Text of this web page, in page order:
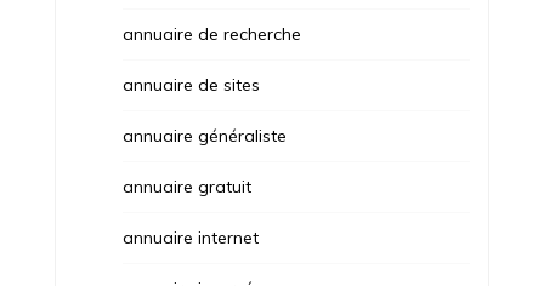
annuaire de recherche
annuaire de sites
annuaire généraliste
annuaire gratuit
annuaire internet